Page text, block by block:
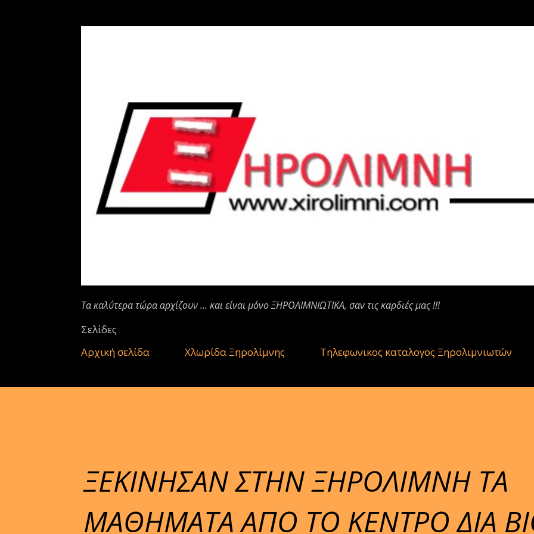
Τα καλύτερα τώρα αρχίζουν ... και είναι μόνο ΞΗΡΟΛΙΜΝΙΩΤΙΚΑ, σαν τις καρδιές μας !!!
Σελίδες
Αρχική σελίδα
Χλωρίδα Ξηρολίμνης Τηλεφωνικος καταλογος Ξηρολιμνιωτών
ΞΕΚΙΝΗΣΑΝ ΣΤΗΝ ΞΗΡΟΛΙΜΝΗ ΤΑ
ΜΑΘΗΜΑΤΑ ΑΠΟ ΤΟ ΚΕΝΤΡΟ ΔΙΑ